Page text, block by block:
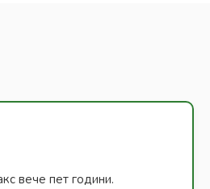
вече пет години.